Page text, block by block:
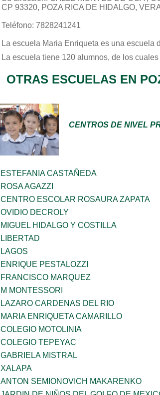
CP 93320, POZA RICA DE HIDALGO,
Teléfono: 7828241241
La escuela Maria Enriqueta es una escuela
La escuela tiene 120 alumnos, de los
OTRAS ESCUELAS EN
CENTROS DE NIVEL
ESTEFANIA CASTAÑEDA
ROSA AGAZZI
CENTRO ESCOLAR ROSAURA ZAPATA
OVIDIO DECROLY
MIGUEL HIDALGO Y COSTILLA
LIBERTAD
LAGOS
ENRIQUE PESTALOZZI
FRANCISCO MARQUEZ
M MONTESSORI
LAZARO CARDENAS DEL RIO
MARIA ENRIQUETA CAMARILLO
COLEGIO MOTOLINIA
COLEGIO TEPEYAC
GABRIELA MISTRAL
XALAPA
ANTON SEMIONOVICH MAKARENKO